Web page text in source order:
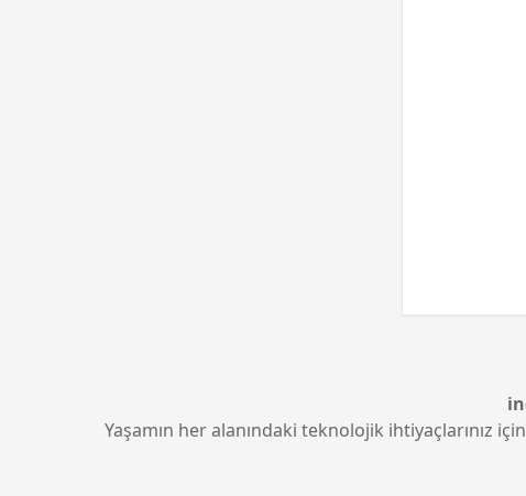
Yaşamın her alanındaki teknolojik ihtiyaçlarınız